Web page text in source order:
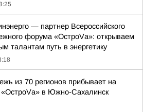
— партнер Всероссийского
форума «ОстроVа»: открываем
талантам путь в энергетику
из 70 регионов прибывает на
в Южно-Сахалинск